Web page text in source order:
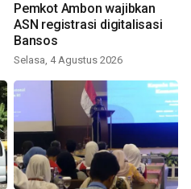
Pemkot Ambon wajibkan
ASN registrasi digitalisasi
Bansos
Selasa, 4 Agustus 2026